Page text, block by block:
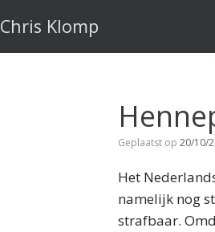
Chris Klomp
Geplaatst op 20/10/
Het
namelijk nog
strafbaar.